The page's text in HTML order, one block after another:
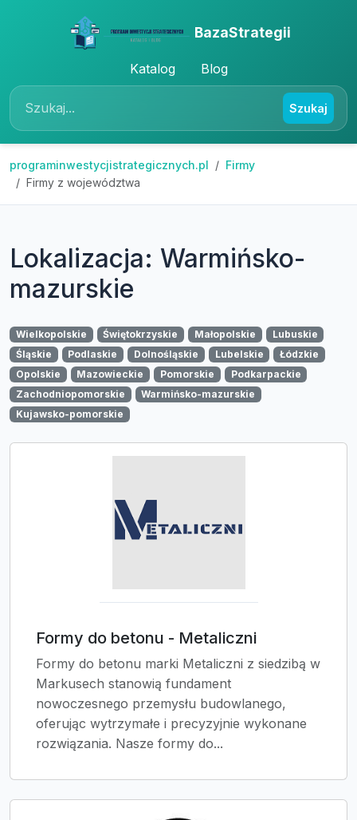
BazaStrategii
Katalog Blog
Szukaj
programinwestycjistrategicznych.pl
Firmy
Firmy z województwa
Lokalizacja: Warmińsko-
mazurskie
Wielkopolskie Świętokrzyskie Małopolskie
Lubuskie
Śląskie
Podlaskie Dolnośląskie Lubelskie
Łódzkie
Opolskie
Mazowieckie Pomorskie
Podkarpackie
Zachodniopomorskie
Warmińsko-mazurskie
Kujawsko-pomorskie
Formy do betonu - Metaliczni
Formy do betonu marki Metaliczni z siedzibą w
Markusech stanowią fundament
nowoczesnego przemysłu budowlanego,
oferując wytrzymałe i precyzyjnie wykonane
rozwiązania. Nasze formy do...